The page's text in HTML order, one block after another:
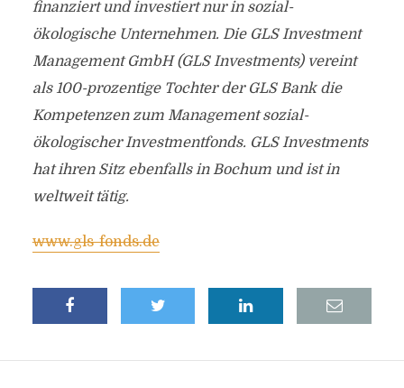
finanziert und investiert nur in sozial-
ökologische Unternehmen. Die GLS Investment
Management GmbH (GLS Investments) vereint
als 100-prozentige Tochter der GLS Bank die
Kompetenzen zum Management sozial-
ökologischer Investmentfonds. GLS Investments
hat ihren Sitz ebenfalls in Bochum und ist in
weltweit tätig.
www.gls-fonds.de